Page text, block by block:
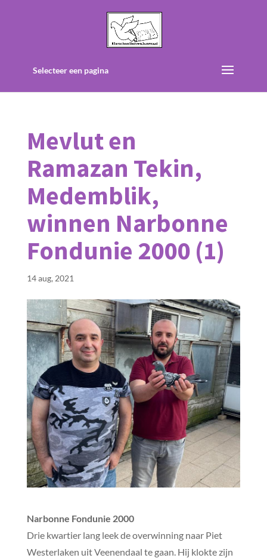
Selecteer een pagina
Mevlut en
Ramazan Tekin,
Medemblik,
winnen Narbonne
Fondunie 2000 (1)
14 aug, 2021
Narbonne Fondunie 2000
Drie kwartier lang leek de overwinning naar Piet
Westerlaken uit Veenendaal te gaan. Hij klokte zijn